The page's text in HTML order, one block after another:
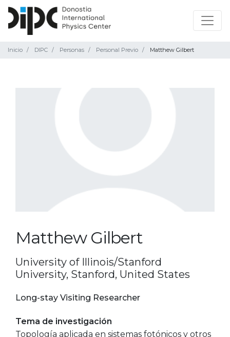
Inicio DIPC Personas Personal Previo Matthew Gilbert
Matthew Gilbert
University of Illinois/Stanford
University, Stanford, United States
Long-stay Visiting Researcher
Tema de investigación
Topología aplicada en sistemas fotónicos y otros